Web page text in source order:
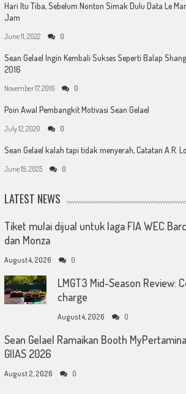
Hari Itu Tiba, Sebelum Nonton Simak Dulu Data Le
Jam
June 11, 2022 0
Sean Gelael Ingin Kembali Sukses Seperti Balap
2016
November 17, 2016 0
Poin Awal Pembangkit Motivasi Sean Gelael
July 12, 2020 0
Sean Gelael kalah tapi tidak menyerah, Catatan A.R.
June 19, 2025 0
LATEST NEWS
Tiket mulai dijual untuk laga FIA WEC
dan Monza
August 4, 2026 0
LMGT3 Mid-Season Review:
charge
August 4, 2026 0
Sean Gelael Ramaikan Booth
GIIAS 2026
August 2, 2026 0